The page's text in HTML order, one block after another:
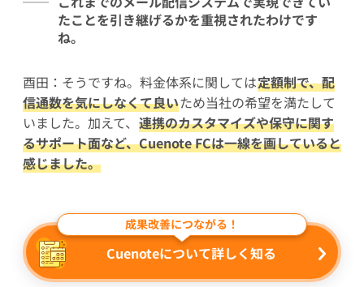
たことを引き継げるかを重視されたわけです
ね。
酉田：そうですね。料金体系に関しては定額制で、配
信通数を気にしなくて良いため当社の希望を満たして
いました。加えて、 連携のカスタマイズや保守に関す
るサポート面など、Cuenote FCは一線を画していると
感じました。
成果改善につながる！
Cuenoteについて詳しく知る